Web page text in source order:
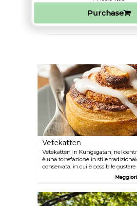
Purchase
Vetekatten
Vetekatten in Kungsgatan, nel
è una torrefazione in stile
conservata, in cui è possibile gustare
regionale svedese di altissima qualità.